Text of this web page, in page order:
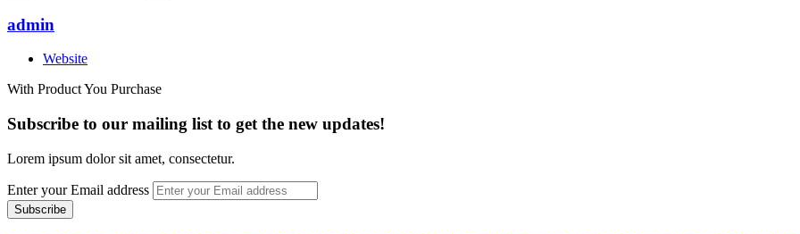
admin
Website
With Product You Purchase
Subscribe to our mailing list to get the new updates!
Lorem ipsum dolor sit amet, consectetur.
Enter your Email address